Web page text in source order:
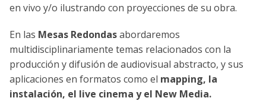
en vivo y/o ilustrando con proyecciones de su obra.
En las Mesas Redondasabordaremos
multidisciplinariamente temas relacionados con la
producción y difusión de audiovisual abstracto, y sus
aplicaciones en formatos como el mapping, la
instalación, el live cinema y el New Media.